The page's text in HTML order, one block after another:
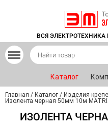
ВСЯ
Каталог
Главная / Каталог / Изделия
Изолента черная 50мм 10м
ИЗОЛЕНТА